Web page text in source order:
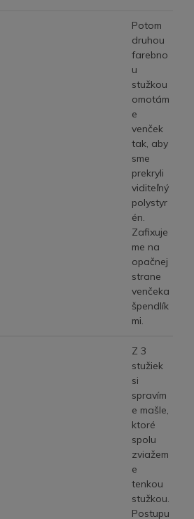
Potom
druhou
farebno
u
stužkou
omotám
e
venček
tak, aby
sme
prekryli
viditeľný
polystyr
én.
Zafixuje
me na
opačnej
strane
venčeka
špendlík
mi.
Z 3
stužiek
si
spravím
e mašle,
ktoré
spolu
zviažem
e
tenkou
stužkou.
Postupu